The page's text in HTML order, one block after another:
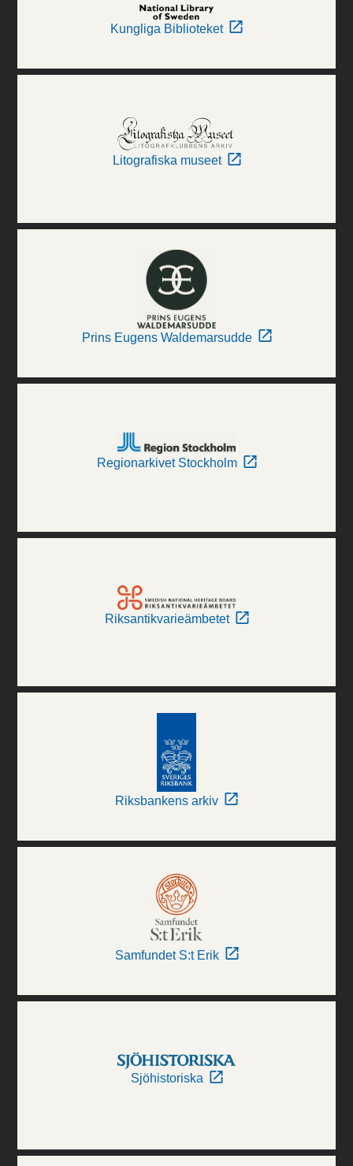
Kungliga Biblioteket
Litografiska museet
Prins Eugens Waldemarsudde
Regionarkivet Stockholm
Riksantikvarieämbetet
Riksbankens arkiv
Samfundet S:t Erik
Sjöhistoriska